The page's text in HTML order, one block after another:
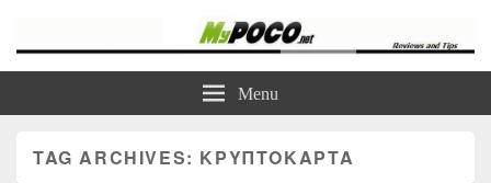
Τα καλύτερα Reviews , Συγκρίσεις , VPN , Webhosting
Menu
TAG ARCHIVES: ΚΡΥΠΤΟΚΆΡΤΑ